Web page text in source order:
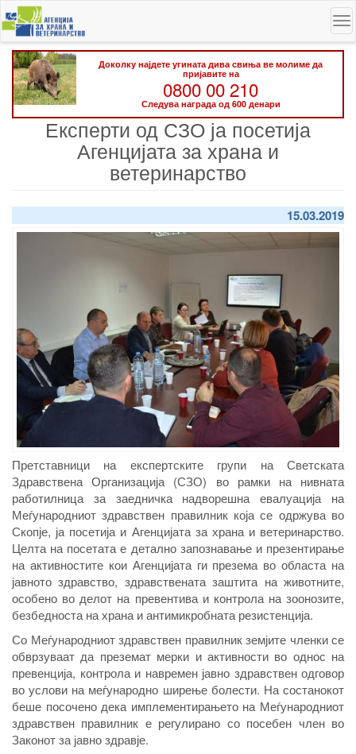
Skip
to
main
content
Доколку најдете угината дива свиња ве молиме да
пријавите на
0800 00 210
Следува награда од 600 денари
Експерти од СЗО ја посетија
Агенцијата за храна и
ветеринарство
15.03.2019
Претставници на експертските групи на Светската
Здравствена Организација (СЗО) во рамки на нивната
работилница за заедничка надворешна евалуација на
Меѓународниот здравствен правилник која се одржува во
Скопје, ја посетија и Агенцијата за храна и ветеринарство.
Целта на посетата е детално запознавање и презентирање
на активностите кои Агенцијата ги презема во областа на
јавното здравство, здравствената заштита на животните,
особено во делот на превентива и контрола на зоонозите,
безбедноста на храна и антимикробната резистенција.
Со Меѓународниот здравствен правилник земјите членки се
обврзуваат да преземат мерки и активности во однос на
превенција, контрола и навремен јавно здравствен одговор
во услови на меѓународно ширење болести. На состанокот
беше посочено дека имплементирањето на Меѓународниот
здравствен правилник е регулирано со посебен член во
Законот за јавно здравје.